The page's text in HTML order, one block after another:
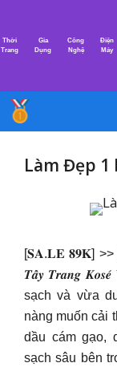
nội
Thời
Trang
Gia
Dụng
Công
Nghệ
Điện
Máy
Làm Đẹp
[𝐒𝐀.𝐋𝐄 𝟖𝟗𝐊] >>
𝑻𝒂̂̉𝒚 𝑻𝒓𝒂𝒏𝒈
sạch và vừa
nàng muốn cải
dầu cám gạo,
sạch sâu bên